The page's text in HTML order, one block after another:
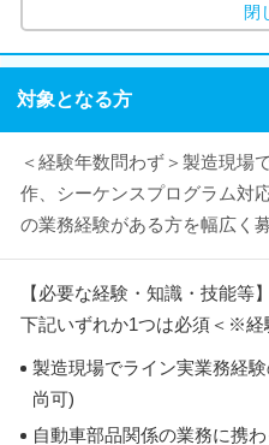
閉
対象となる方
＜経験年数問わず＞製造現場
作、シーケンスプログラム対
の業務経験がある方を幅広く
【必要な経験・知識・技能等】
下記いずれか1つは必須＜※経
製造現場でライン実業務経
尚可)
自動車部品関係の業務に携